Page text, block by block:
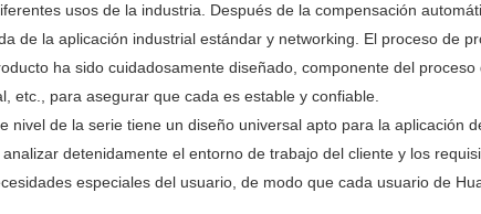
usos de la industria. Después de la compensación
de la aplicación industrial estándar y networking. El proceso de
ha sido cuidadosamente diseñado, componente del
etc., para asegurar que cada es estable y confiable.
nivel de la serie tiene un diseño universal apto para la
detenidamente el entorno de trabajo del cliente y los
especiales del usuario, de modo que cada usuario de